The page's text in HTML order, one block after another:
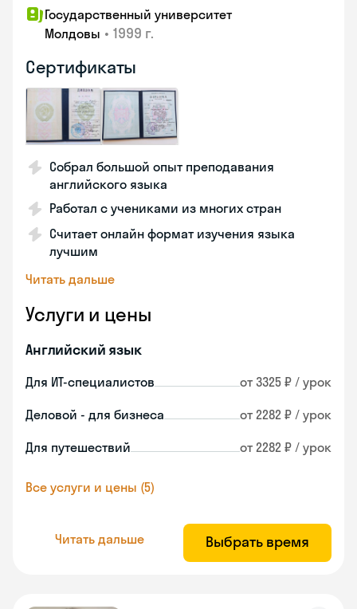
Государственный университет
Молдовы • 1999 г.
Сертификаты
Собрал большой опыт преподавания
английского языка
Работал с учениками из многих стран
Считает онлайн формат изучения языка
лучшим
Читать дальше
Услуги и цены
Английский язык
Для ИТ-специалистов от 3325 ₽ / урок
Деловой - для бизнеса от 2282 ₽ / урок
Для путешествий от 2282 ₽ / урок
Все услуги и цены (5)
Читать дальше Выбрать время